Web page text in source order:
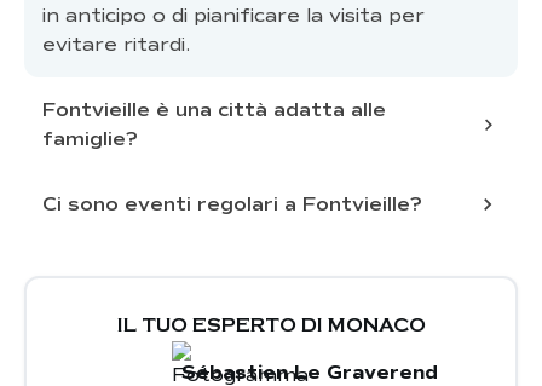
in anticipo o di pianificare la visita per
evitare ritardi.
Fontvieille è una città adatta alle
famiglie?
ideale per le famiglie
Ci sono eventi regolari a Fontvieille?
Mercati e attività stagionali
IL TUO ESPERTO DI MONACO
Sébastien Le Graverend